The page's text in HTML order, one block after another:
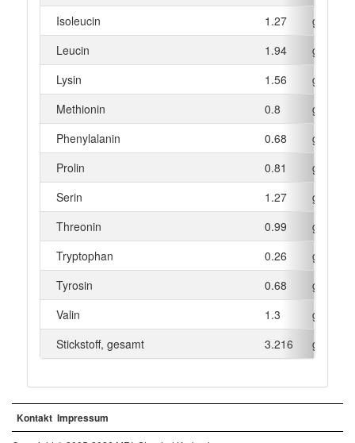
Isoleucin
1.27
g
Leucin
1.94
g
Lysin
1.56
g
Methionin
0.8
g
Phenylalanin
0.68
g
Prolin
0.81
g
Serin
1.27
g
Threonin
0.99
g
Tryptophan
0.26
g
Tyrosin
0.68
g
Valin
1.3
g
Stickstoff, gesamt
3.216 g
Kontakt Impressum